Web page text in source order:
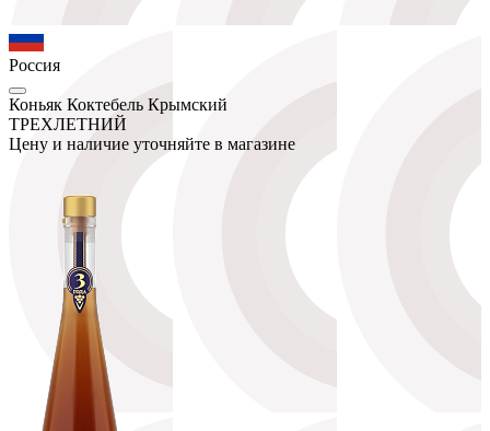
Россия
Коньяк Коктебель Крымский
ТРЕХЛЕТНИЙ
Цену и наличие уточняйте в магазине